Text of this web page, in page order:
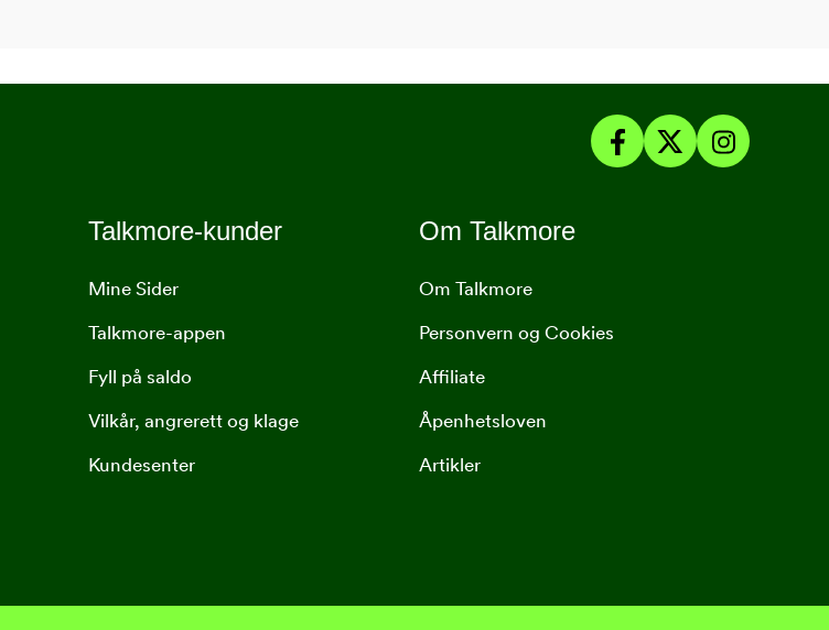
Talkmore-kunder
Mine Sider
Talkmore-appen
Fyll på saldo
Vilkår, angrerett og klage
Kundesenter
Om Talkmore
Om Talkmore
Personvern og Cookies
Affiliate
Åpenhetsloven
Artikler